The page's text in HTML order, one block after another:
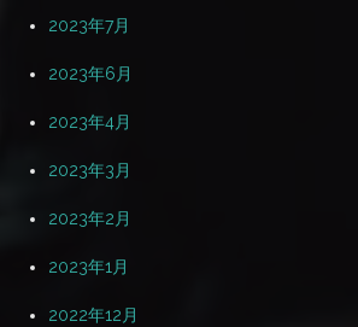
2023年7月
2023年6月
2023年4月
2023年3月
2023年2月
2023年1月
2022年12月